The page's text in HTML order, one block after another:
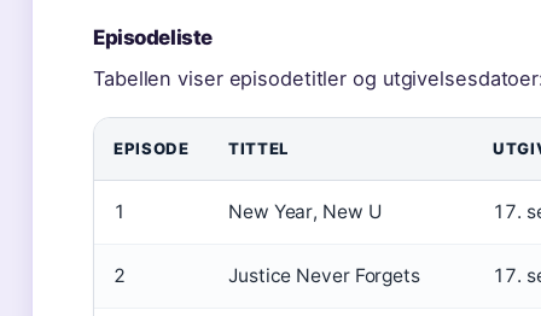
Episodeliste
Tabellen viser episodetitler og
EPISODE TITTEL
1 New Year, New U 17.
2 Justice Never Forgets 17.